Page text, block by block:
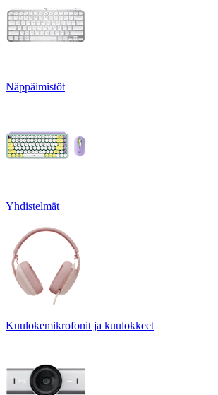
Näppäimistöt
Yhdistelmät
Kuulokemikrofonit ja kuulokkeet